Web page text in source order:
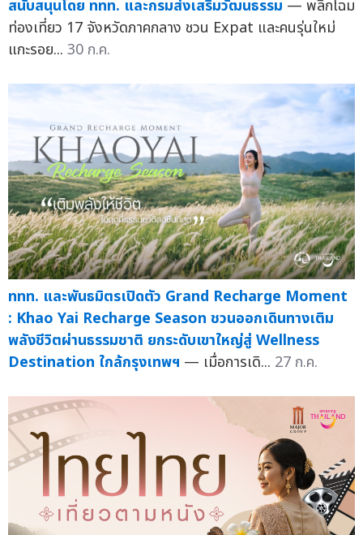
สนับสนุนโดย ททท. และกรมส่งเสริมวัฒนธรรม — พลิกโฉม
ท่องเที่ยว 17 จังหวัดภาคกลาง ชวน Expat และคนรุ่นใหม่
แกะรอย... 30 ก.ค.
ททท. และพันธมิตรเปิดตัว Grand Recharge Moment
: Khao Yai Recharge Season ชวนออกเดินทางเติม
พลังชีวิตผ่านธรรมชาติ ยกระดับเขาใหญ่สู่ Wellness
Destination ใกล้กรุงเทพฯ — เมื่อการเดิ... 27 ก.ค.